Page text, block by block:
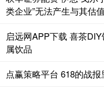
类企业”无法产生与其估
启远网APP下载 喜茶
属饮品
点赢策略平台 618的战